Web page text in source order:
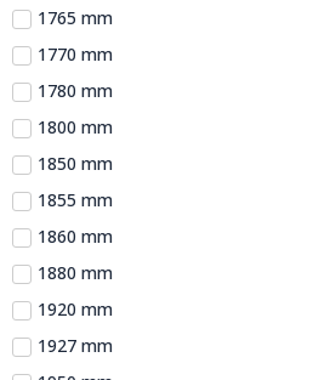
1765 mm
1770 mm
1780 mm
1800 mm
1850 mm
1855 mm
1860 mm
1880 mm
1920 mm
1927 mm